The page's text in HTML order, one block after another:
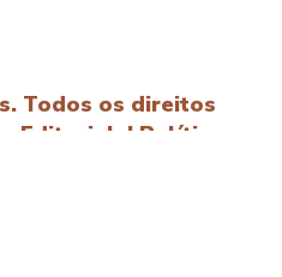
Todos os direitos
Editorial. | Política